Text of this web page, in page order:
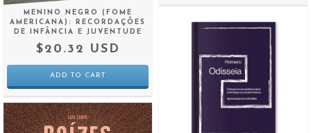
MENINO NEGRO (FOME
AMERICANA): RECORDAÇÕES
DE INFÂNCIA E JUVENTUDE
$20.32 USD